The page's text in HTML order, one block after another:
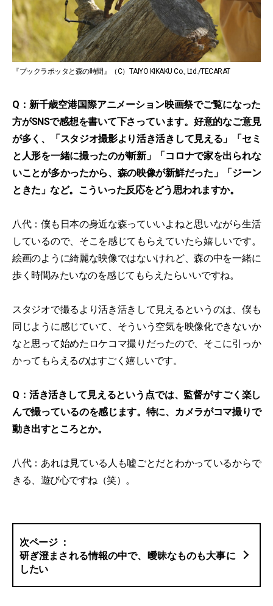
『プックラポッタと森の時間』（C）TAIYO KIKAKU Co., Ltd./TECARAT
Q：新千歳空港国際アニメーション映画祭でご覧になった
方がSNSで感想を書いて下さっています。好意的なご意見
が多く、「スタジオ撮影より活き活きして見える」「セミ
と人形を一緒に撮ったのが斬新」「コロナで家を出られな
いことが多かったから、森の映像が新鮮だった」「ジーン
ときた」など。こういった反応をどう思われますか。
八代：僕も日本の身近な森っていいよねと思いながら生活
しているので、そこを感じてもらえていたら嬉しいです。
絵画のように綺麗な映像ではないけれど、森の中を一緒に
歩く時間みたいなのを感じてもらえたらいいですね。
スタジオで撮るより活き活きして見えるというのは、僕も
同じように感じていて、そういう空気を映像化できないか
なと思って始めたロケコマ撮りだったので、そこに引っか
かってもらえるのはすごく嬉しいです。
Q：活き活きして見えるという点では、監督がすごく楽し
んで撮っているのを感じます。特に、カメラがコマ撮りで
動き出すところとか。
八代：あれは見ている人も嘘ごとだとわかっているからで
きる、遊び心ですね（笑）。
研ぎ澄まされる情報の中で、曖昧なものも大事に
したい